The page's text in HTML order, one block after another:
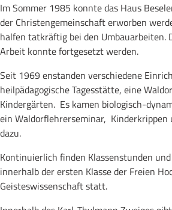
Im Sommer 1985 konnte das Haus
der Christengemeinschaft erworben
halfen tatkräftig bei den Umbauarbeiten.
Arbeit konnte fortgesetzt werden.
Seit 1969 enstanden verschiedene
heilpädagogische Tagesstätte, eine
Kindergärten. Es kamen biologisch-
ein Waldorflehrerseminar,
dazu.
Kontinuierlich finden Klassenstunden
innerhalb der ersten Klasse der Freien
Geisteswissenschaft statt.